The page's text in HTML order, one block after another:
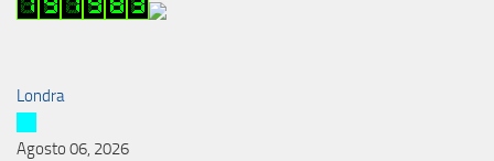
Londra
Agosto 06, 2026